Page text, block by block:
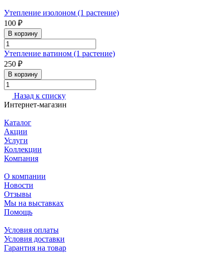
Утепление изолоном (1 растение)
100 ₽
В корзину
Утепление ватином (1 растение)
250 ₽
В корзину
Назад к списку
Интернет-магазин
Каталог
Акции
Услуги
Коллекции
Компания
О компании
Новости
Отзывы
Мы на выставках
Помощь
Условия оплаты
Условия доставки
Гарантия на товар